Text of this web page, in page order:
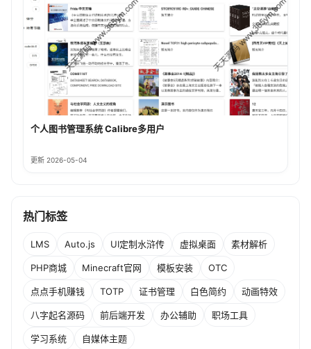
个人图书管理系统 Calibre多用户
更新 2026-05-04
热门标签
LMS Auto.js UI定制水浒传 虚拟桌面 素材解析
PHP商城 Minecraft官网 模板安装 OTC
点点手机赚钱 TOTP 证书管理 白色简约 动画特效
八字起名源码 前后端开发 办公辅助 职场工具
学习系统 自媒体主题